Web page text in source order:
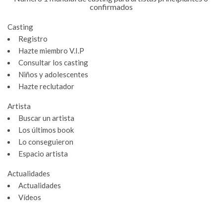
confirmados
Casting
Registro
Hazte miembro V.I.P
Consultar los casting
Niños y adolescentes
Hazte reclutador
Artista
Buscar un artista
Los últimos book
Lo conseguieron
Espacio artista
Actualidades
Actualidades
Vídeos